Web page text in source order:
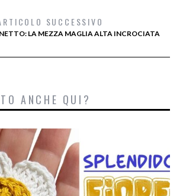
SUCCESSIVO
LA MEZZA MAGLIA ALTA INCROCIATA
ANCHE QUI?